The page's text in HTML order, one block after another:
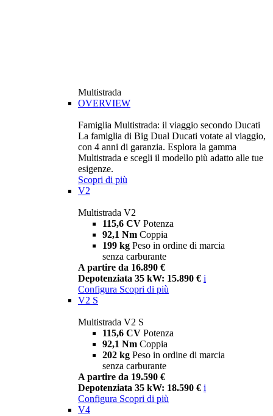
Multistrada
OVERVIEW
Famiglia Multistrada: il viaggio secondo Ducati
La famiglia di Big Dual Ducati votate al viaggio,
con 4 anni di garanzia. Esplora la gamma
Multistrada e scegli il modello più adatto alle tue
esigenze.
Scopri di più
V2
Multistrada V2
115,6 CV Potenza
92,1 Nm Coppia
199 kg Peso in ordine di marcia
senza carburante
A partire da 16.890 €
Depotenziata 35 kW: 15.890 € i
Configura Scopri di più
V2 S
Multistrada V2 S
115,6 CV Potenza
92,1 Nm Coppia
202 kg Peso in ordine di marcia
senza carburante
A partire da 19.590 €
Depotenziata 35 kW: 18.590 € i
Configura Scopri di più
V4